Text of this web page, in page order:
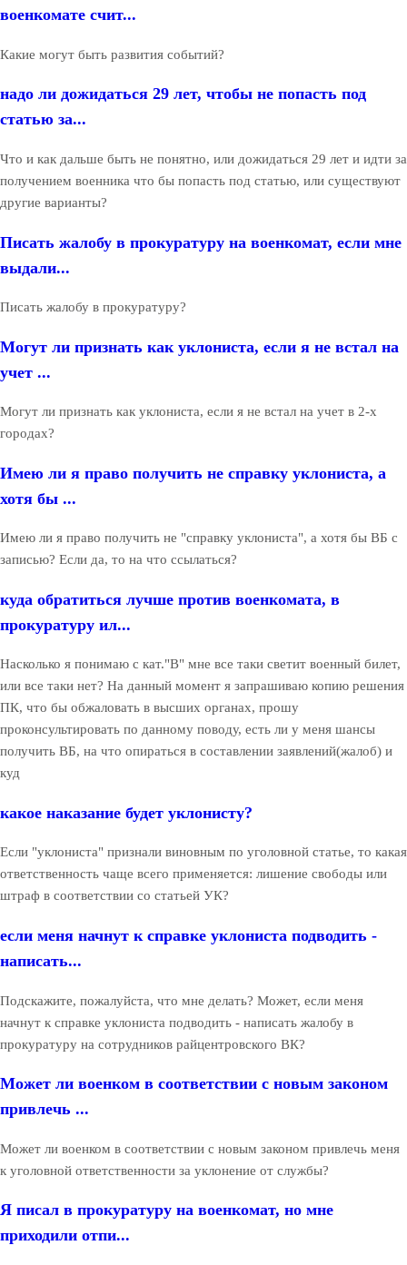
военкомате счит...
Какие могут быть развития событий?
надо ли дожидаться 29 лет, чтобы не попасть под
статью за...
Что и как дальше быть не понятно, или дожидаться 29 лет и идти за
получением военника что бы попасть под статью, или существуют
другие варианты?
Писать жалобу в прокуратуру на военкомат, если мне
выдали...
Писать жалобу в прокуратуру?
Могут ли признать как уклониста, если я не встал на
учет ...
Могут ли признать как уклониста, если я не встал на учет в 2-х
городах?
Имею ли я право получить не справку уклониста, а
хотя бы ...
Имею ли я право получить не "справку уклониста", а хотя бы ВБ с
записью? Если да, то на что ссылаться?
куда обратиться лучше против военкомата, в
прокуратуру ил...
Насколько я понимаю с кат."В" мне все таки светит военный билет,
или все таки нет? На данный момент я запрашиваю копию решения
ПК, что бы обжаловать в высших органах, прошу
проконсультировать по данному поводу, есть ли у меня шансы
получить ВБ, на что опираться в составлении заявлений(жалоб) и
куд
какое наказание будет уклонисту?
Если "уклониста" признали виновным по уголовной статье, то какая
ответственность чаще всего применяется: лишение свободы или
штраф в соответствии со статьей УК?
если меня начнут к справке уклониста подводить -
написать...
Подскажите, пожалуйста, что мне делать? Может, если меня
начнут к справке уклониста подводить - написать жалобу в
прокуратуру на сотрудников райцентровского ВК?
Может ли военком в соответствии с новым законом
привлечь ...
Может ли военком в соответствии с новым законом привлечь меня
к уголовной ответственности за уклонение от службы?
Я писал в прокуратуру на военкомат, но мне
приходили отпи...